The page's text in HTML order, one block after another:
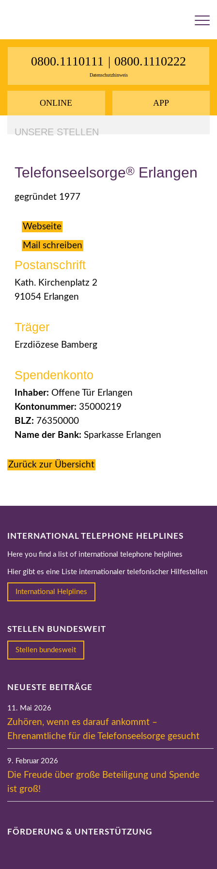
0800.1110111 | 0800.1110222
Datenschutzhinweis
ONLINE APP
UNSERE STELLEN
Telefonseelsorge® Erlangen
gegründet 1977
Webseite
Mail schreiben
Postanschrift
Kath. Kirchenplatz 2
91054 Erlangen
Träger
Erzdiözese Bamberg
Spendenkonto
Inhaber: Offene Tür Erlangen
Kontonummer: 35000219
BLZ: 76350000
Name der Bank: Sparkasse Erlangen
Zurück zur Übersicht
INTERNATIONAL TELEPHONE HELPLINES
Here you find a list of international telephone helplines
Hier gibt es eine Liste internationaler telefonischer Hilfestellen
International Helplines
STELLEN BUNDESWEIT
Stellen bundesweit
NEUESTE BEITRÄGE
11. Mai 2026
Zuhören, wenn es darauf ankommt –
Ehrenamtliche für die Telefonseelsorge gesucht
9. Februar 2026
Die Freude über große Beteiligung und Spende
ist groß!
FÖRDERUNG & UNTERSTÜTZUNG